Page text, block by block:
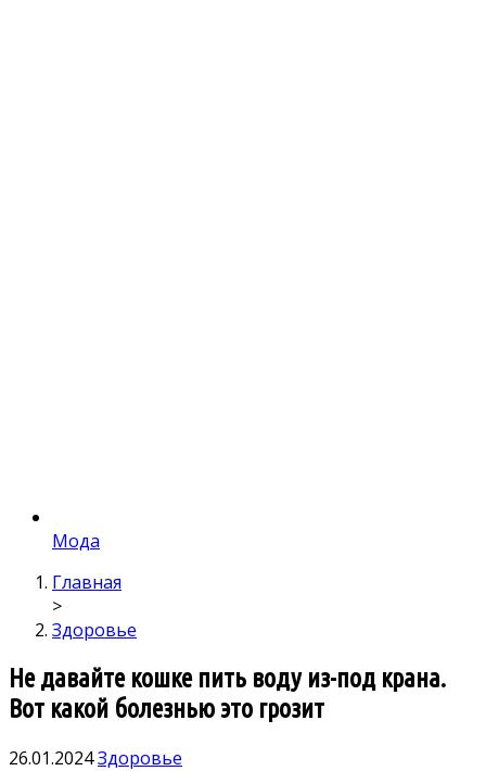
Мода
Главная
>
Здоровье
Не давайте кошке пить воду из-под крана.
Вот какой болезнью это грозит
26.01.2024Здоровье